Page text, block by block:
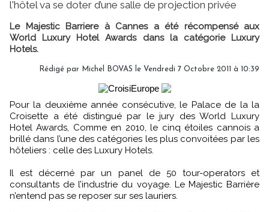
l'hôtel va se doter d’une salle de projection privée
Le Majestic Barriere à Cannes a été récompensé aux
World Luxury Hotel Awards dans la catégorie Luxury
Hotels.
Rédigé par Michel BOVAS le Vendredi 7 Octobre 2011 à 10:39
Pour la deuxième année consécutive, le Palace de la la
Croisette a été distingué par le jury des World Luxury
Hotel Awards, Comme en 2010, le cinq étoiles cannois a
brillé dans l’une des catégories les plus convoitées par les
hôteliers : celle des Luxury Hotels.
Il est décerné par un panel de 50 tour-operators et
consultants de l’industrie du voyage. Le Majestic Barrière
n’entend pas se reposer sur ses lauriers.